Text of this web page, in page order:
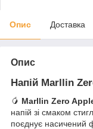
Опис Доставка
Опис
Напій Marllin
🥭 Marllin Zero
напій зі смаком
поєднує насичений